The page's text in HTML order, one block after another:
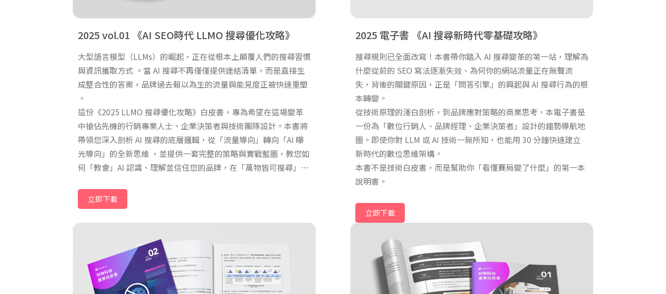
2025 vol.01 AI SEO時代 LLMO 搜尋優化攻略
大型語言模型（LLMs）的崛起，正在從根本上顛覆人們的搜尋習慣
與資訊獲取方式 。當 AI 搜尋不再僅僅提供連結清單，而是直接生
成整合性的答案，品牌過去賴以為生的流量與能見度正被快速重塑
。
這份《2025 LLMO 搜尋優化攻略》白皮書，專為希望在這場變革
中搶佔先機的行銷專業人士、企業決策者與技術團隊設計。本書將
帶領您深入剖析 AI 搜尋的底層邏輯，從「流量導向」轉向「AI 曝
光導向」的全新思維 ，並提供一套完整的策略與實戰藍圖，教您如
何「教會」AI 認識、理解並信任您的品牌，在「萬物皆可搜尋」的
是一份協助您制定未來三年數位行銷策略的戰略地圖 。
立即下載
2025 電子書 AI 搜尋新時代零基礎攻略
搜尋規則已全面改寫！本書帶你踏入 AI 搜尋變革的第一站，理解為
什麼從前的 SEO 寫法逐漸失效、為何你的網站流量正在無聲流
失，背後的關鍵原因，正是「問答引擎」的興起與 AI 搜尋行為的根
本轉變。
從技術原理的淺白剖析，到品牌應對策略的商業思考，本電子書是
一份為「數位行銷人、品牌經理、企業決策者」設計的趨勢導航地
圖。即使你對 LLM 或 AI 技術一無所知，也能用 30 分鐘快速建立
新時代的數位思維架構。
本書不是技術白皮書，而是幫助你「看懂賽局變了什麼」的第一本
說明書。
立即下載